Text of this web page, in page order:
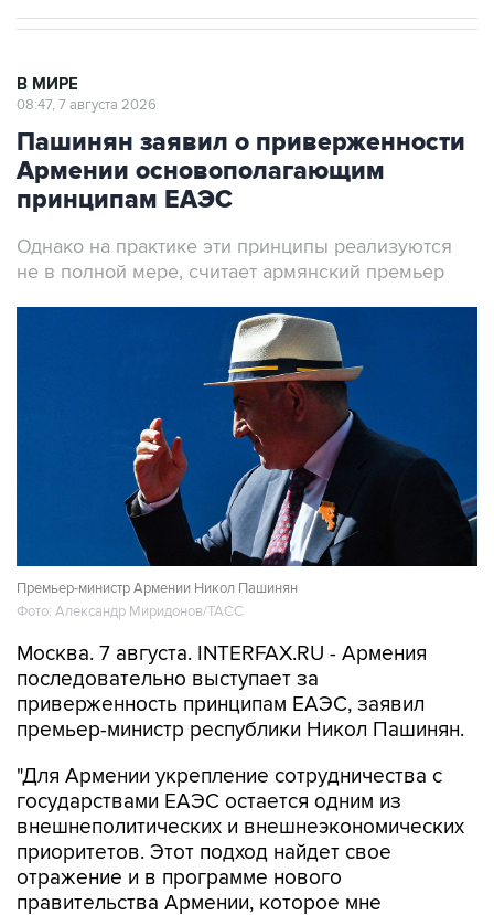
В МИРЕ
08:47, 7 августа 2026
Пашинян заявил о приверженности
Армении основополагающим
принципам ЕАЭС
Однако на практике эти принципы реализуются
не в полной мере, считает армянский премьер
Премьер-министр Армении Никол Пашинян
Фото: Александр Миридонов/ТАСС
Москва. 7 августа. INTERFAX.RU - Армения
последовательно выступает за
приверженность принципам ЕАЭС, заявил
премьер-министр республики Никол Пашинян.
"Для Армении укрепление сотрудничества с
государствами ЕАЭС остается одним из
внешнеполитических и внешнеэкономических
приоритетов. Этот подход найдет свое
отражение и в программе нового
правительства Армении, которое мне